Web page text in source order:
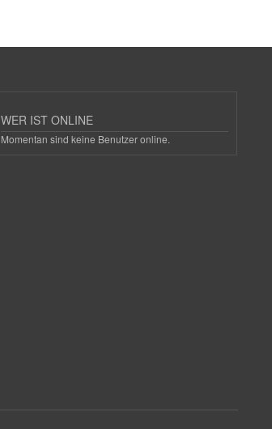
WER IST ONLINE
Momentan sind keine Benutzer online.